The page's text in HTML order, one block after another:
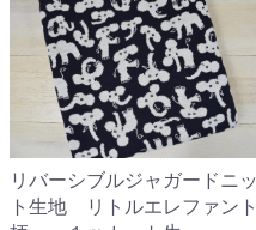
リバーシブルジャガードニッ
ト生地 リトルエレファント